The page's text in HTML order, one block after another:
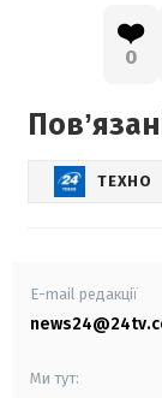
❤️
0
ТЕХНО
E-mail редакції
Ми тут: